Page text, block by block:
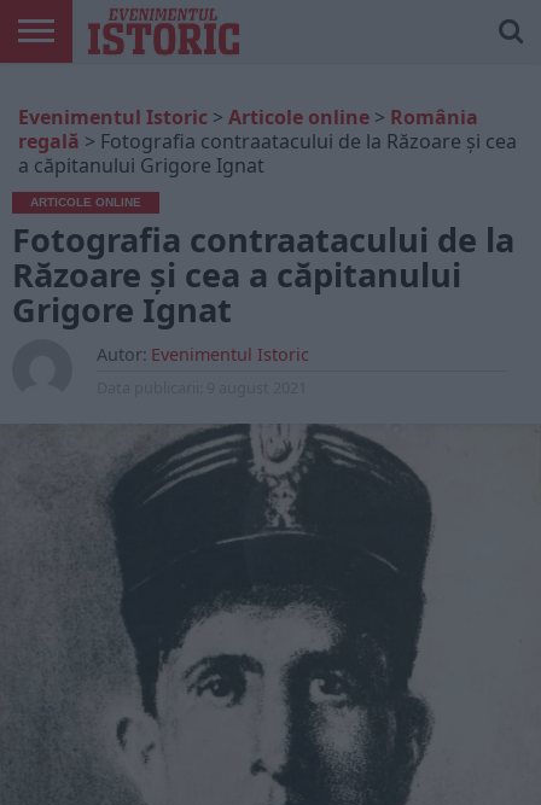
ONLINE
EDIȚII
TIPĂRITE
ISTORIC
PLAY
CONTUL
MEU
Evenimentul Istoric > Articole online > România
regală > Fotografia contraatacului de la Răzoare și cea
a căpitanului Grigore Ignat
ARTICOLE ONLINE
Fotografia contraatacului de la
Răzoare și cea a căpitanului
Grigore Ignat
Autor: Evenimentul Istoric